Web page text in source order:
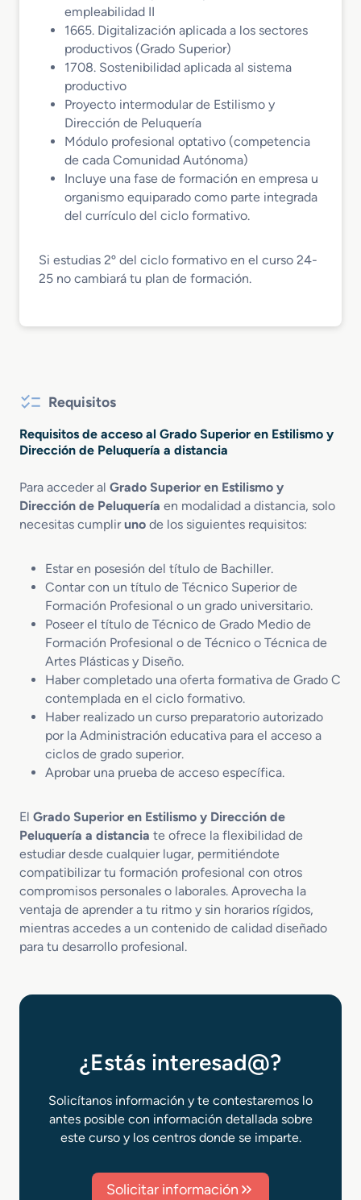
empleabilidad II
1665. Digitalización aplicada a los sectores
productivos (Grado Superior)
1708. Sostenibilidad aplicada al sistema
productivo
Proyecto intermodular de Estilismo y
Dirección de Peluquería
Módulo profesional optativo (competencia
de cada Comunidad Autónoma)
Incluye una fase de formación en empresa u
organismo equiparado como parte integrada
del currículo del ciclo formativo.
Si estudias 2º del ciclo formativo en el curso 24-
25 no cambiará tu plan de formación.
Requisitos
Requisitos de acceso al Grado Superior en Estilismo y
Dirección de Peluquería a distancia
Para acceder al Grado Superior en Estilismo y
Dirección de Peluquería en modalidad a distancia, solo
necesitas cumpliruno de los siguientes requisitos:
Estar en posesión del título de Bachiller.
Contar con un título de Técnico Superior de
Formación Profesional o un grado universitario.
Poseer el título de Técnico de Grado Medio de
Formación Profesional o de Técnico o Técnica de
Artes Plásticas y Diseño.
Haber completado una oferta formativa de Grado C
contemplada en el ciclo formativo.
Haber realizado un curso preparatorio autorizado
por la Administración educativa para el acceso a
ciclos de grado superior.
Aprobar una prueba de acceso específica.
El Grado Superior en Estilismo y Dirección de
Peluquería a distancia te ofrece la flexibilidad de
estudiar desde cualquier lugar, permitiéndote
compatibilizar tu formación profesional con otros
compromisos personales o laborales. Aprovecha la
ventaja de aprender a tu ritmo y sin horarios rígidos,
mientras accedes a un contenido de calidad diseñado
para tu desarrollo profesional.
¿Estás interesad@?
Solicítanos información y te contestaremos lo
antes posible con información detallada sobre
este curso y los centros donde se imparte.
Solicitar información